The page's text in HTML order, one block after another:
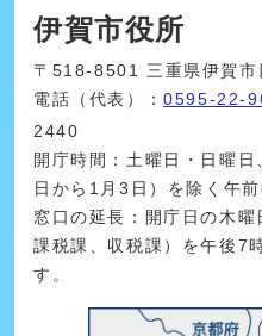
伊賀市役所
〒518-8501 三重県伊賀市
電話（代表）：0595-22-
2440
開庁時間：土曜日・日曜
日から1月3日）を除く午
窓口の延長：開庁日の木曜
課税課、収税課）を午後7
す。